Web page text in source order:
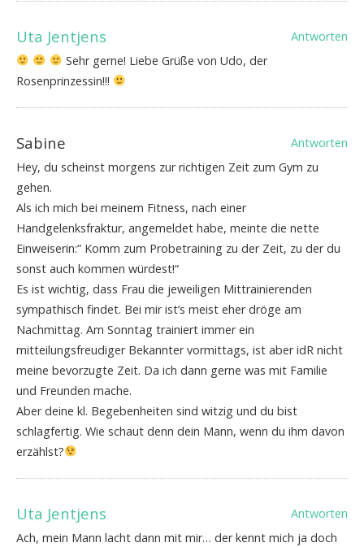
Uta Jentjens
Antworten
Sehr gerne! Liebe Grüße von Udo, der
Rosenprinzessin!!!
Sabine
Antworten
Hey, du scheinst morgens zur richtigen Zeit zum Gym zu
gehen.
Als ich mich bei meinem Fitness, nach einer
Handgelenksfraktur, angemeldet habe, meinte die nette
Einweiserin:“ Komm zum Probetraining zu der Zeit, zu der du
sonst auch kommen würdest!“
Es ist wichtig, dass Frau die jeweiligen Mittrainierenden
sympathisch findet. Bei mir ist’s meist eher dröge am
Nachmittag. Am Sonntag trainiert immer ein
mitteilungsfreudiger Bekannter vormittags, ist aber idR nicht
meine bevorzugte Zeit. Da ich dann gerne was mit Familie
und Freunden mache.
Aber deine kl. Begebenheiten sind witzig und du bist
schlagfertig. Wie schaut denn dein Mann, wenn du ihm davon
erzählst?
Uta Jentjens
Antworten
Ach, mein Mann lacht dann mit mir… der kennt mich ja doch